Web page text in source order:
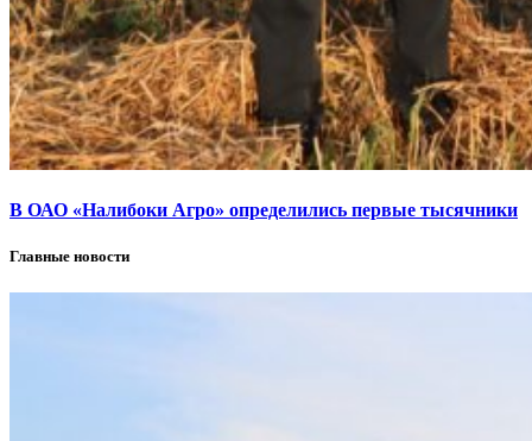
В ОАО «Налибоки Агро» определились первые тысячники
Главные новости